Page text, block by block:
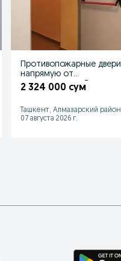
Противопожарные двери
напрямую от
производителя Гарантия
и Сертификат
2 324 000 сум
Ташкент, Алмазарский район
07 августа 2026 г.